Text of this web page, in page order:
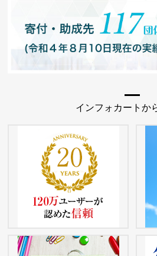
インフォカートか